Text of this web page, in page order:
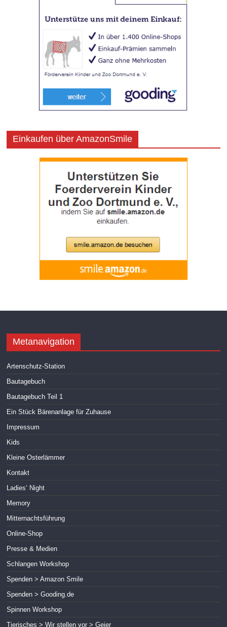
Einkaufen über AmazonSmile
Metanavigation
Artenschutz-Station
Bautagebuch
Bautagebuch Teil 1
Ein Stück Bärenanlage für Zuhause
Impressum
Kids
Kleine Osterlämmer
Kontakt
Ladies‘ Night
Memory
Mitternachtsführung
Online-Shop
Presse & Medien
Schlangen Workshop
Spenden > Amazon Smile
Spenden > Gooding.de
Spinnen Workshop
Tierisches > Wir stellen vor > Geier